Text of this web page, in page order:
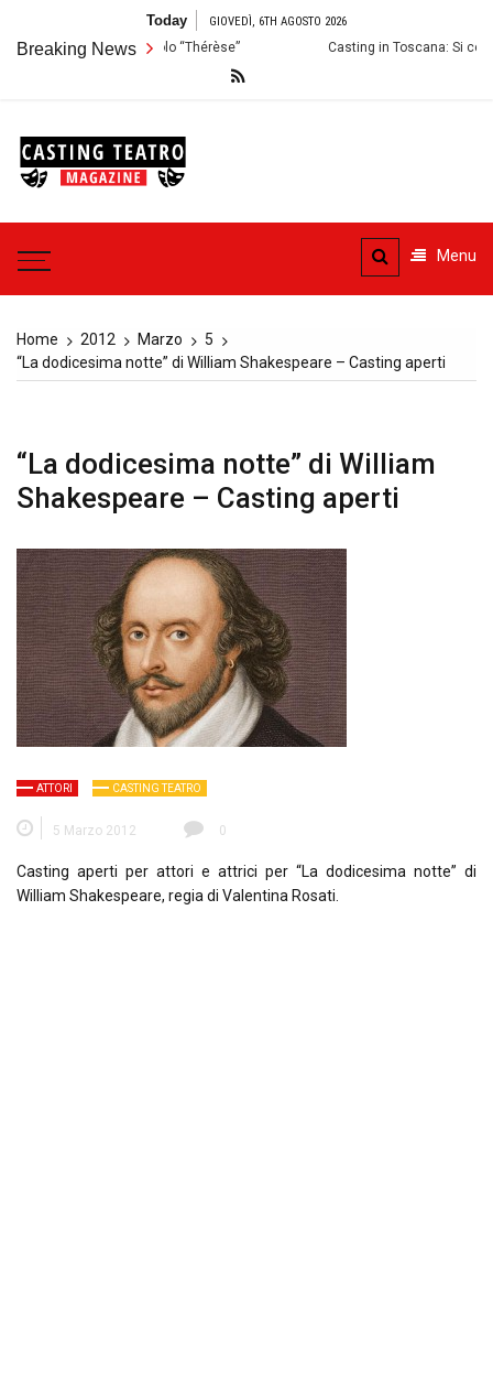
content
Today GIOVEDÌ, 6TH AGOSTO 2026
Breaking News
per lo Spettacolo “Thérèse” Casting in Toscana: Si cercano
teatrali
Menu
Home 2012 Marzo
5
“La dodicesima notte” di William Shakespeare – Casting aperti
“La dodicesima notte” di William
Shakespeare – Casting aperti
ATTORI CASTING TEATRO
5 Marzo 2012 0
Casting aperti per attori e attrici per “La dodicesima notte” di
William Shakespeare, regia di Valentina Rosati.